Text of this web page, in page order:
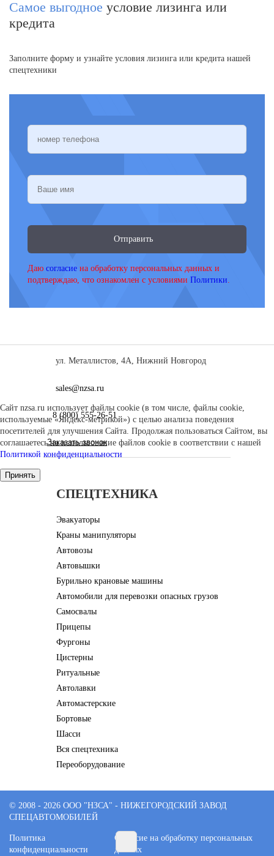
Самое выгодное условие лизинга или
кредита
Заполните форму и узнайте условия лизинга или кредита нашей
спецтехники
Отправить
Даю согласие на обработку персональных данных и
подтверждаю, что ознакомлен с условиями Политики.
ул. Металлистов, 4А, Нижний Новгород
sales@nzsa.ru
8 (800) 555-26-51
Заказать звонок
CПЕЦТЕХНИКА
Эвакуаторы
Краны манипуляторы
Автовозы
Автовышки
Бурильно крановые машины
Автомобили для перевозки опасных грузов
Самосвалы
Прицепы
Фургоны
Цистерны
Ритуальные
Автолавки
Автомастерские
Бортовые
Шасси
Вся спецтехника
Переоборудование
© 2008 - 2026 ООО "НЗСА" - НИЖЕГОРОДСКИЙ ЗАВОД
СПЕЦАВТОМОБИЛЕЙ
Политика
конфиденциальности
Согласие на обработку персональных
данных
Сайт nzsa.ru использует файлы cookie (в том числе, файлы cookie,
используемые «Яндекс-метрикой») с целью анализа поведения
посетителей для улучшения Сайта. Продолжая пользоваться Сайтом, вы
соглашаетесь на использование файлов cookie в соответствии с нашей
Политикой конфиденциальности
Принять